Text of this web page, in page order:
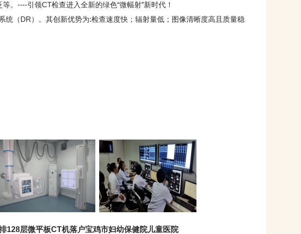
。----引领CT检查进入全新的绿色“微幅射”新时代！
（DR）。其创新优势为:检查速度快；辐射量低；图像清晰度高且质量稳
128层微平板CT机落户宝鸡市妇幼保健院儿童医院